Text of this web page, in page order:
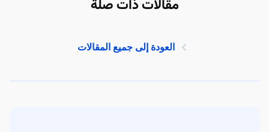
مقالات ذات صلة
العودة إلى جميع المقالات